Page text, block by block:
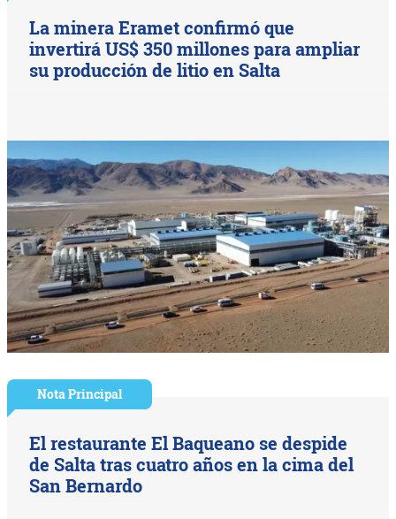
La minera Eramet confirmó que
invertirá US$ 350 millones para ampliar
su producción de litio en Salta
Nota Principal
El restaurante El Baqueano se despide
de Salta tras cuatro años en la cima del
San Bernardo